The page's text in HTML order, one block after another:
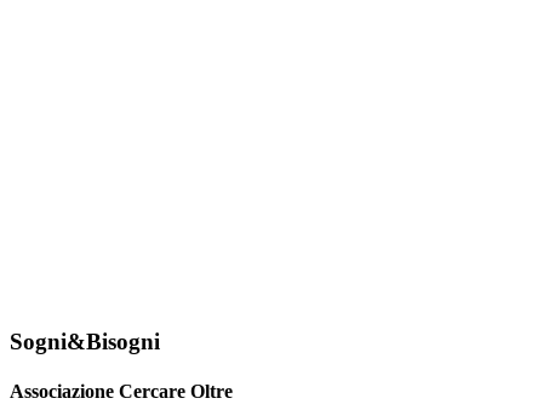
Sogni&Bisogni
Associazione Cercare Oltre